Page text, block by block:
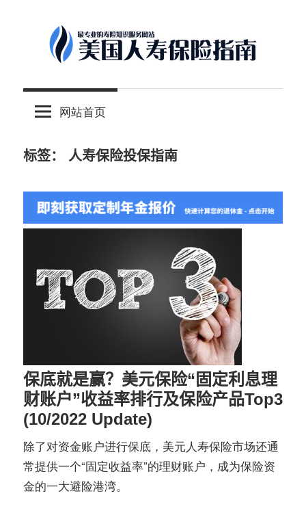
content
美
寿
险
南
©️
最
的
国
险
财
网站首页
标签： 人寿保险投保指南
保底就是赢？美元保险“固定利息理
财账户”收益率排行及保险产品Top3
(10/2022 Update)
除了对资金账户进行保底，美元人寿保险市场还通
常提供一个“固定收益率”的理财账户，成为保险资
金的一大避险港湾。